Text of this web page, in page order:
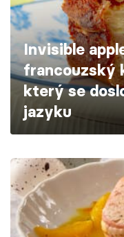
Škola vaření
Recepty z TV
Speciál: Cuketa
Těhotnej kuchař
Přihlášení
Invisible
francouzský
který se
jazyku